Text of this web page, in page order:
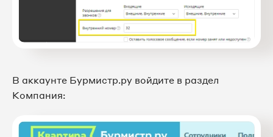
В аккаунте Бурмистр.ру войдите в раздел
Компания: